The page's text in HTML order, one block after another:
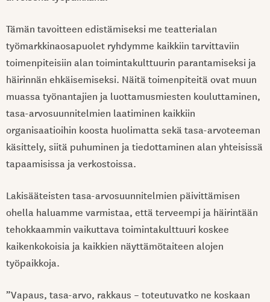
Tämän tavoitteen edistämiseksi me teatterialan
työmarkkinaosapuolet ryhdymme kaikkiin tarvittaviin
toimenpiteisiin alan toimintakulttuurin parantamiseksi ja
häirinnän ehkäisemiseksi. Näitä toimenpiteitä ovat muun
muassa työnantajien ja luottamusmiesten kouluttaminen,
tasa-arvosuunnitelmien laatiminen kaikkiin
organisaatioihin koosta huolimatta sekä tasa-arvoteeman
käsittely, siitä puhuminen ja tiedottaminen alan yhteisissä
tapaamisissa ja verkostoissa.
Lakisääteisten tasa-arvosuunnitelmien päivittämisen
ohella haluamme varmistaa, että terveempi ja häirintään
tehokkaammin vaikuttava toimintakulttuuri koskee
kaikenkokoisia ja kaikkien näyttämötaiteen alojen
työpaikkoja.
”Vapaus, tasa-arvo, rakkaus – toteutuvatko ne koskaan